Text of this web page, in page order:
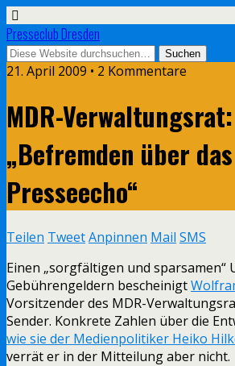
Presseclub Dresden
21. April 2009 • 2 Kommentare
MDR-Verwaltungsrat:
„Befremden über das
Presseecho“
Teilen TweetAnpinnen Mail SMS
Einen „sorgfältigen und sparsamen“
Gebührengeldern bescheinigt
Vorsitzender des MDR-
Sender. Konkrete Zahlen über die
wie sie der Medienpolitiker Heiko
verrät er in der Mitteilung aber nicht.